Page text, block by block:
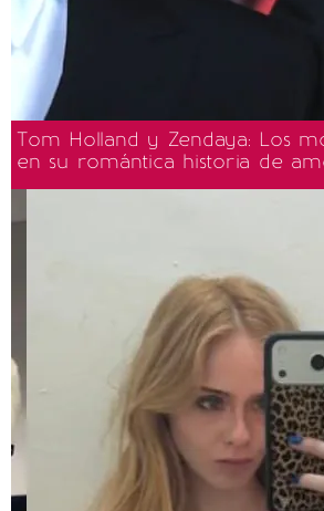
Tom Holland y Zendaya: Los
en su romántica historia de